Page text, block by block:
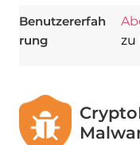
Benutzererfah
rung
zu